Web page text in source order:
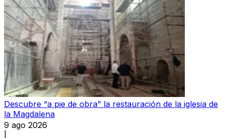
Descubre “a pie de obra” la restauración de la iglesia de
la Magdalena
9 ago 2026